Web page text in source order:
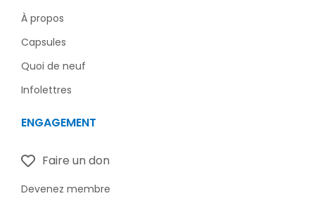
o
-
f
i
À propos
Capsules
Quoi de neuf
Infolettres
ENGAGEMENT
Faire un don
Devenez membre